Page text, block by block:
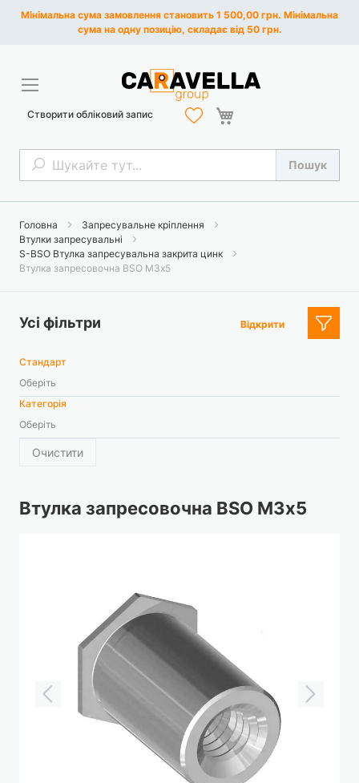
Мінімальна сума замовлення становить 1 500,00 грн. Мінімальна
сума на одну позицію, складає від 50 грн.
Пошук Пошук
Створити обліковий запис
Головна
Запресувальне кріплення
Втулки запресувальні
S-BSO Втулка запресувальна закрита цинк
Втулка запресовочна BSO М3х5
Усі фільтри Відкрити
Стандарт
Оберіть
Категорія
Оберіть
Очистити
Втулка запресовочна BSO М3х5